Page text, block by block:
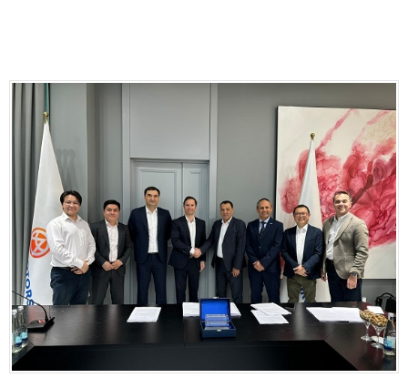
Bilim
Kültür-sanat
Sağlık
Yazarlar
İletişim